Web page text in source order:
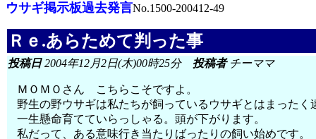
ウサギ掲示板過去発言No.1500-200412-49
Ｒｅ.あらためて判った事
投稿日2004年12月2日(木)00時25分 投稿者チーママ
ＭＯＭＯさん こちらこそですよ。
野生の野ウサギは私たちが飼っているウサギとはまったく
一生懸命育てていらっしゃる。頭が下がります。
私だって、ある意味行き当たりばったりの飼い始めです。